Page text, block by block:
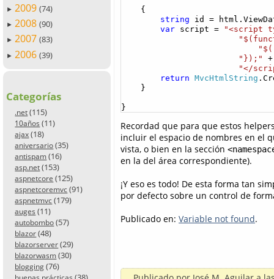
► 2009 (74)
► 2008 (90)
► 2007 (83)
► 2006 (39)
Categorías
.net (115)
10años (11)
ajax (18)
aniversario (35)
antispam (16)
asp.net (153)
aspnetcore (125)
aspnetcoremvc (91)
aspnetmvc (179)
auges (11)
autobombo (57)
blazor (48)
blazorserver (29)
blazorwasm (30)
blogging (76)
{
string id =
var script =
"<script
"});"
+
"</
return MvcHtmlString
}
}
Recordad que para que estos
incluir el espacio de nombres en el
vista, o bien en la sección
en la del área correspondiente).
¡Y eso es todo! De esta forma tan
por defecto sobre un control de
Publicado en: Variable not found.